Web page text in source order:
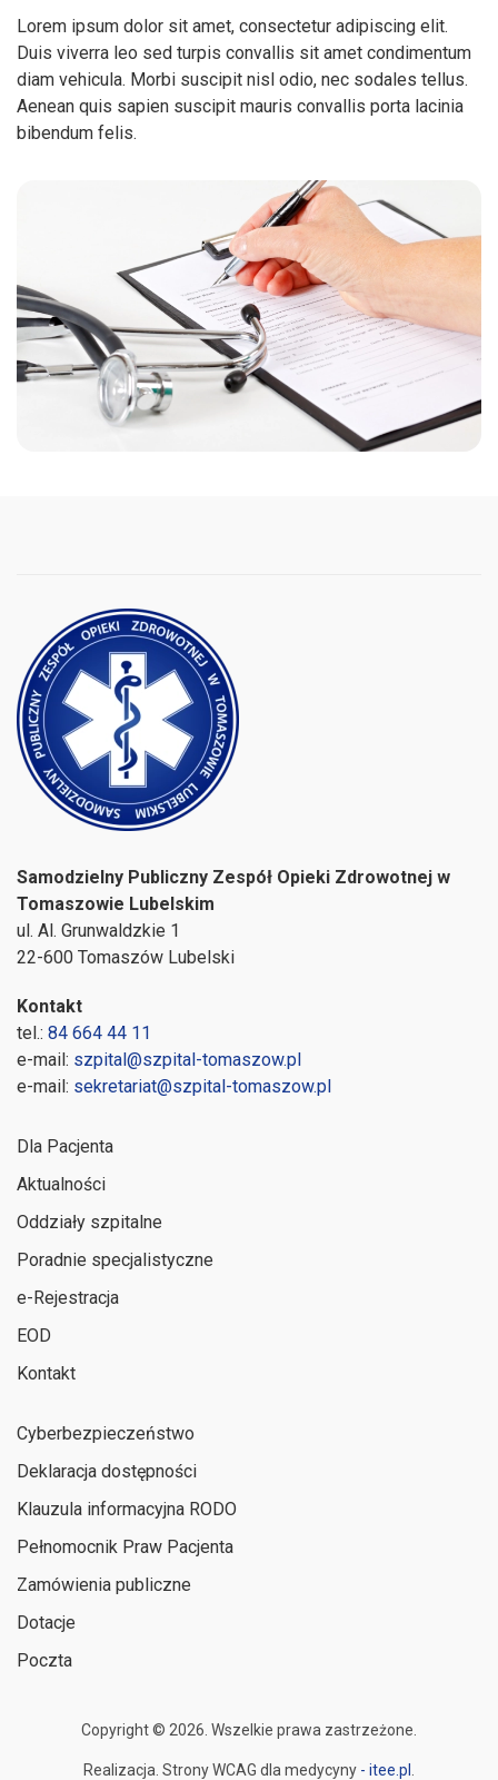
Lorem ipsum dolor sit amet, consectetur adipiscing elit.
Duis viverra leo sed turpis convallis sit amet condimentum
diam vehicula. Morbi suscipit nisl odio, nec sodales tellus.
Aenean quis sapien suscipit mauris convallis porta lacinia
bibendum felis.
Samodzielny Publiczny Zespół Opieki Zdrowotnej w
Tomaszowie Lubelskim
ul. Al. Grunwaldzkie 1
22-600 Tomaszów Lubelski
Kontakt
tel.: 84 664 44 11
e-mail: szpital@szpital-tomaszow.pl
e-mail: sekretariat@szpital-tomaszow.pl
Dla Pacjenta
Aktualności
Oddziały szpitalne
Poradnie specjalistyczne
e-Rejestracja
EOD
Kontakt
Cyberbezpieczeństwo
Deklaracja dostępności
Klauzula informacyjna RODO
Pełnomocnik Praw Pacjenta
Zamówienia publiczne
Dotacje
Poczta
Copyright © 2026. Wszelkie prawa zastrzeżone.
Realizacja. Strony WCAG dla medycyny - itee.pl